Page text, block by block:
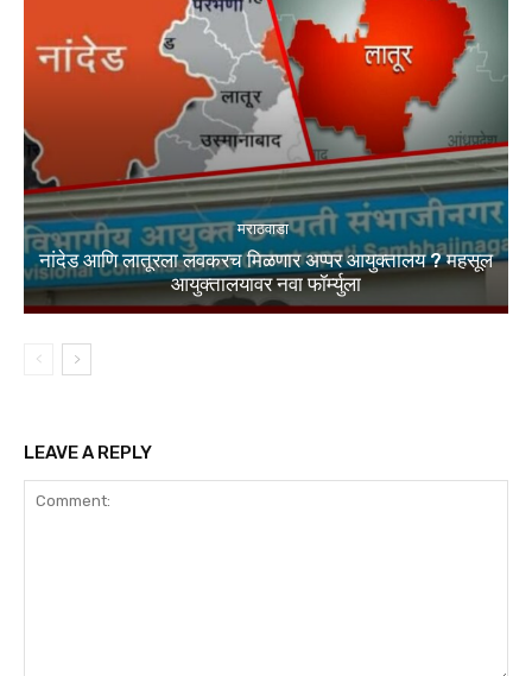
मराठवाडा
नांदेड आणि लातूरला लवकरच मिळणार अप्पर आयुक्तालय ? महसूल
आयुक्तालयावर नवा फॉर्म्युला
LEAVE A REPLY